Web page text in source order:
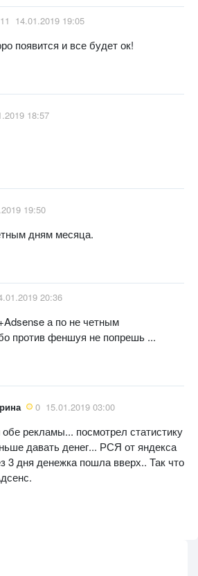
11 14.01.2019 19:05
появится и все будет ок!
18:57
19:50
дням месяца.
20:36
а по не четным
против феншуя не попрешь ...
0 15.01.2019 03:00
рекламы... посмотрел статистику
давать денег... РСЯ от яндекса
3 дня денежка пошла вверх.. Так что